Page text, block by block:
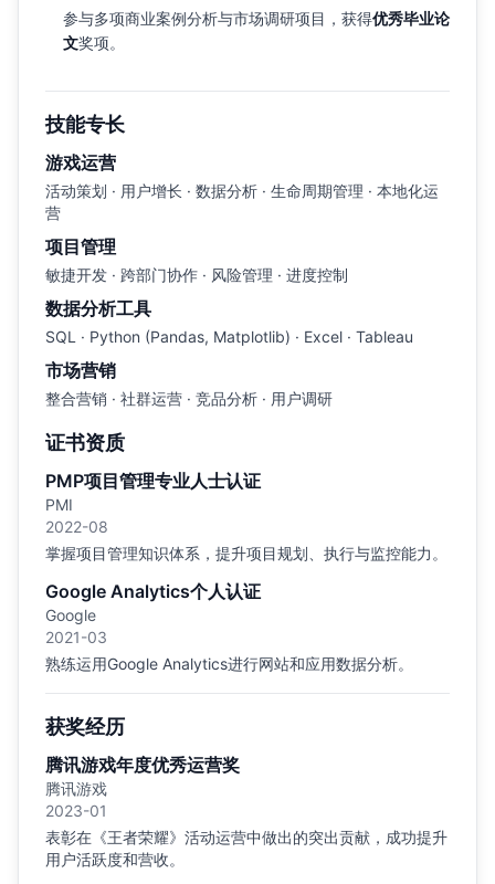
参与多项商业案例分析与市场调研项目，获得优秀毕业论
文奖项。
技能专长
游戏运营
活动策划 · 用户增长 · 数据分析 · 生命周期管理 · 本地化运
营
项目管理
敏捷开发 · 跨部门协作 · 风险管理 · 进度控制
数据分析工具
SQL · Python (Pandas, Matplotlib) · Excel · Tableau
市场营销
整合营销 · 社群运营 · 竞品分析 · 用户调研
证书资质
PMP项目管理专业人士认证
PMI
2022-08
掌握项目管理知识体系，提升项目规划、执行与监控能力。
Google Analytics个人认证
Google
2021-03
熟练运用Google Analytics进行网站和应用数据分析。
获奖经历
腾讯游戏年度优秀运营奖
腾讯游戏
2023-01
表彰在《王者荣耀》活动运营中做出的突出贡献，成功提升
用户活跃度和营收。